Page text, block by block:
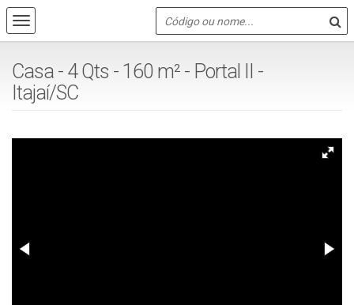
Casa - 4 Qts - 160 m² - Portal II -
Itajaí/SC